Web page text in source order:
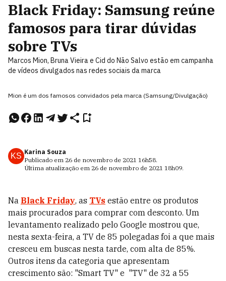
Black Friday: Samsung reúne
famosos para tirar dúvidas
sobre TVs
Marcos Mion, Bruna Vieira e Cid do Não Salvo estão em campanha
de vídeos divulgados nas redes sociais da marca
Mion é um dos famosos convidados pela marca (Samsung/Divulgação)
KS Karina Souza
Publicado em 26 de novembro de 2021 16h58.
Última atualização em 26 de novembro de 2021 18h09.
Na Black Friday, as TVs estão entre os produtos
mais procurados para comprar com desconto. Um
levantamento realizado pelo Google mostrou que,
nesta sexta-feira, a TV de 85 polegadas foi a que mais
cresceu em buscas nesta tarde, com alta de 85%.
Outros itens da categoria que apresentam
crescimento são: "Smart TV" e "TV" de 32 a 55